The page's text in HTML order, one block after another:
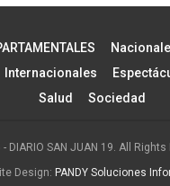
Internacionales
Salud
Sociedad
DIARIO SAN JUAN 19. All Rights
Design: PANDY Soluciones